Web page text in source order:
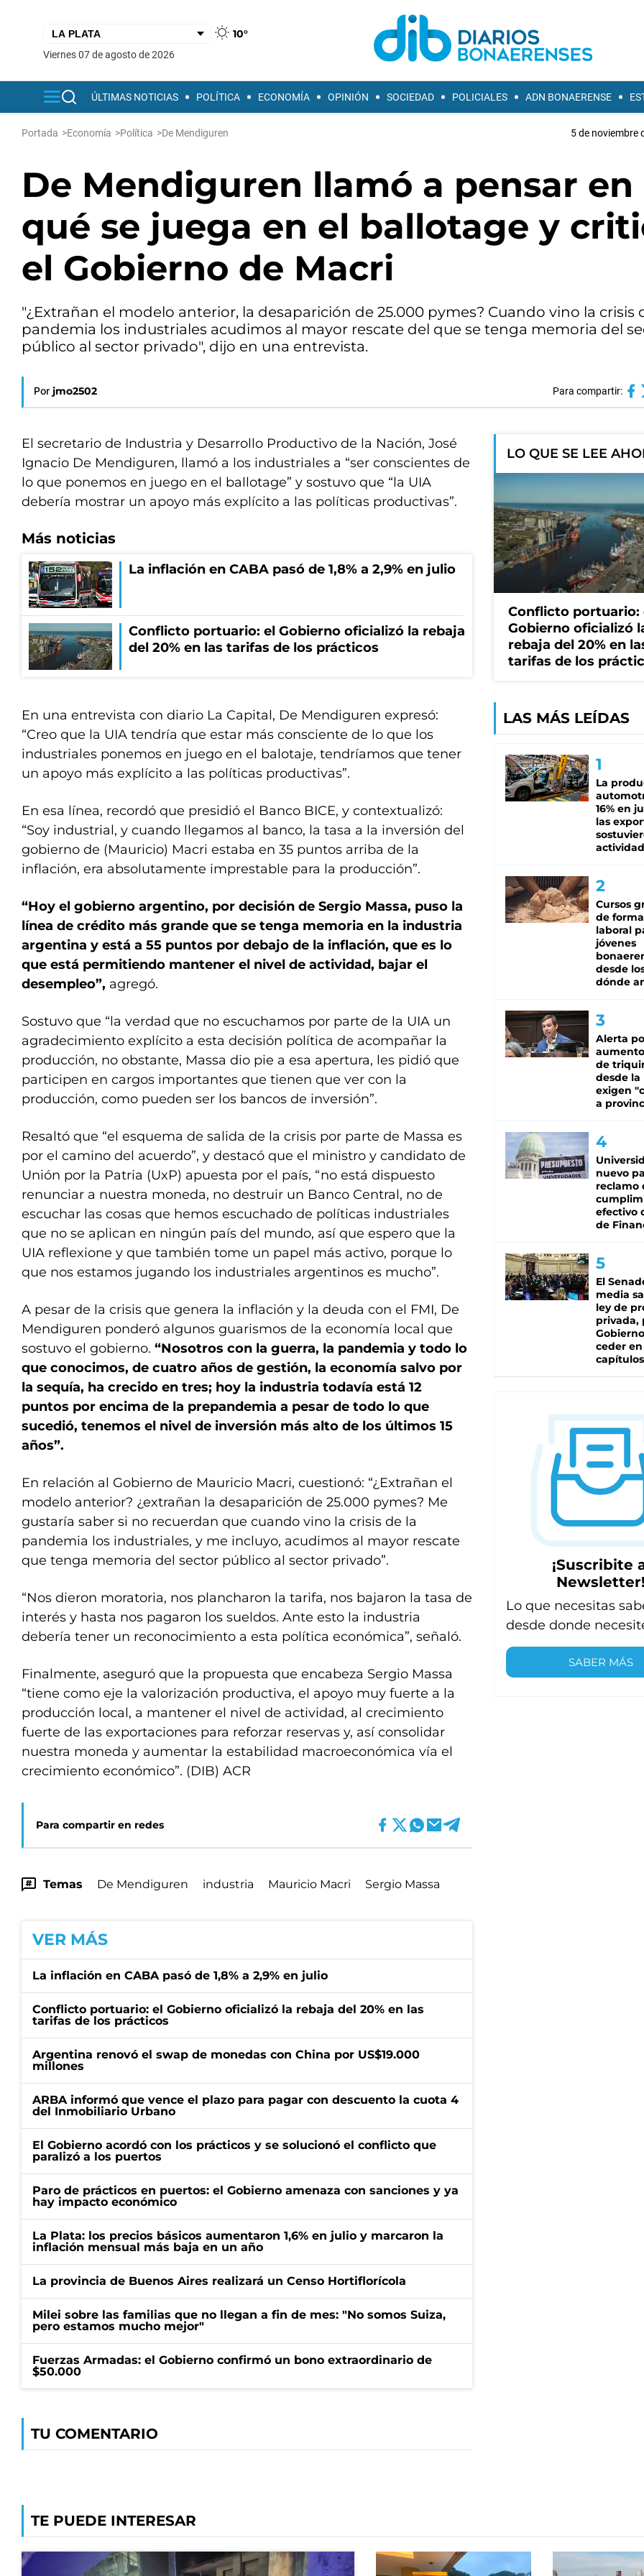
10°
viernes 07 de agosto de 2026
ÚLTIMAS NOTICIAS POLÍTICA ECONOMÍA OPINIÓN SOCIEDAD POLICIALES ADN BONAERENSE
Portada >Economía >Política >De Mendiguren 5 de noviembre
De Mendiguren llamó a pensar en
qué se juega en el ballotage y
el Gobierno de Macri
"¿Extrañan el modelo anterior, la desaparición de 25.000 pymes? Cuando vino la crisis
pandemia los industriales acudimos al mayor rescate del que se tenga memoria del
público al sector privado", dijo en una entrevista.
Por jmo2502 Para compartir:
El secretario de Industria y Desarrollo Productivo de la Nación, José
Ignacio De Mendiguren, llamó a los industriales a “ser conscientes de
lo que ponemos en juego en el ballotage” y sostuvo que “la UIA
debería mostrar un apoyo más explícito a las políticas productivas”.
Más noticias
La inflación en CABA pasó de 1,8% a 2,9% en julio
Conflicto portuario: el Gobierno oficializó la rebaja
del 20% en las tarifas de los prácticos
En una entrevista con diario La Capital, De Mendiguren expresó:
“Creo que la UIA tendría que estar más consciente de lo que los
industriales ponemos en juego en el balotaje, tendríamos que tener
un apoyo más explícito a las políticas productivas”.
En esa línea, recordó que presidió el Banco BICE, y contextualizó:
“Soy industrial, y cuando llegamos al banco, la tasa a la inversión del
gobierno de (Mauricio) Macri estaba en 35 puntos arriba de la
inflación, era absolutamente imprestable para la producción”.
“Hoy el gobierno argentino, por decisión de Sergio Massa, puso la
línea de crédito más grande que se tenga memoria en la industria
argentina y está a 55 puntos por debajo de la inflación, que es lo
que está permitiendo mantener el nivel de actividad, bajar el
desempleo”, agregó.
Sostuvo que “la verdad que no escuchamos por parte de la UIA un
agradecimiento explícito a esta decisión política de acompañar la
producción, no obstante, Massa dio pie a esa apertura, les pidió que
participen en cargos importantes que tienen que ver con la
producción, como pueden ser los bancos de inversión”.
Resaltó que “el esquema de salida de la crisis por parte de Massa es
por el camino del acuerdo”, y destacó que el ministro y candidato de
Unión por la Patria (UxP) apuesta por el país, “no está dispuesto
renunciar a nuestra moneda, no destruir un Banco Central, no de
escuchar las cosas que hemos escuchado de políticas industriales
que no se aplican en ningún país del mundo, así que espero que la
UIA reflexione y que también tome un papel más activo, porque lo
que nos estamos jugando los industriales argentinos es mucho”.
A pesar de la crisis que genera la inflación y la deuda con el FMI, De
Mendiguren ponderó algunos guarismos de la economía local que
sostuvo el gobierno. “Nosotros con la guerra, la pandemia y todo lo
que conocimos, de cuatro años de gestión, la economía salvo por
la sequía, ha crecido en tres; hoy la industria todavía está 12
puntos por encima de la prepandemia a pesar de todo lo que
sucedió, tenemos el nivel de inversión más alto de los últimos 15
años”.
En relación al Gobierno de Mauricio Macri, cuestionó: “¿Extrañan el
modelo anterior? ¿extrañan la desaparición de 25.000 pymes? Me
gustaría saber si no recuerdan que cuando vino la crisis de la
pandemia los industriales, y me incluyo, acudimos al mayor rescate
que tenga memoria del sector público al sector privado”.
“Nos dieron moratoria, nos plancharon la tarifa, nos bajaron la tasa de
interés y hasta nos pagaron los sueldos. Ante esto la industria
debería tener un reconocimiento a esta política económica”, señaló.
Finalmente, aseguró que la propuesta que encabeza Sergio Massa
“tiene como eje la valorización productiva, el apoyo muy fuerte a la
producción local, a mantener el nivel de actividad, al crecimiento
fuerte de las exportaciones para reforzar reservas y, así consolidar
nuestra moneda y aumentar la estabilidad macroeconómica vía el
crecimiento económico”. (DIB) ACR
Para compartir en redes
Temas De Mendiguren industria Mauricio Macri Sergio Massa
VER MÁS
La inflación en CABA pasó de 1,8% a 2,9% en julio
Conflicto portuario: el Gobierno oficializó la rebaja del 20% en las
tarifas de los prácticos
Argentina renovó el swap de monedas con China por US$19.000
millones
ARBA informó que vence el plazo para pagar con descuento la cuota 4
del Inmobiliario Urbano
El Gobierno acordó con los prácticos y se solucionó el conflicto que
paralizó a los puertos
Paro de prácticos en puertos: el Gobierno amenaza con sanciones y ya
hay impacto económico
La Plata: los precios básicos aumentaron 1,6% en julio y marcaron la
inflación mensual más baja en un año
La provincia de Buenos Aires realizará un Censo Hortiflorícola
Milei sobre las familias que no llegan a fin de mes: "No somos Suiza,
pero estamos mucho mejor"
Fuerzas Armadas: el Gobierno confirmó un bono extraordinario de
$50.000
TU COMENTARIO
LO QUE SE LEE
Conflicto portuario:
Gobierno oficializó
rebaja del 20% en
tarifas de los
LAS MÁS LEÍDAS
La
16% en
las
actividad
Cursos
de
laboral
jóvenes
desde
dónde
Alerta
de
desde la
exigen
a
nuevo
reclamo
efectivo
de
El
media
ley de
privada,
ceder
capítulos
¡Suscribite
Lo que necesitas
desde donde
SABER MÁS
TE PUEDE INTERESAR